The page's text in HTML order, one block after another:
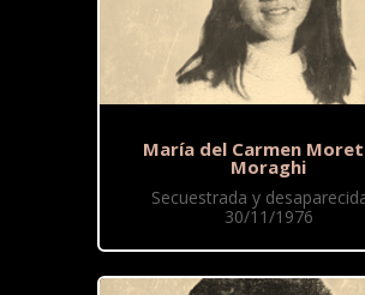
María del Carmen
Moraghi
Secuestrada y
30/11/1976